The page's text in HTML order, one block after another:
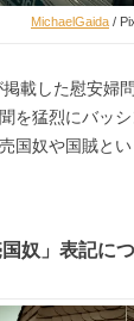
MichaelGaida /
載した慰安婦
を猛烈にバッ
国奴や国賊と
奴」表記に